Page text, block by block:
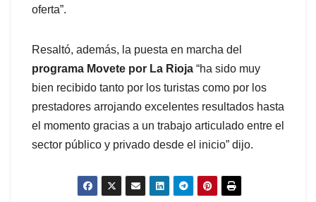
oferta”.
Resaltó, además, la puesta en marcha del
programa Movete por La Rioja “ha sido muy
bien recibido tanto por los turistas como por los
prestadores arrojando excelentes resultados hasta
el momento gracias a un trabajo articulado entre el
sector público y privado desde el inicio” dijo.